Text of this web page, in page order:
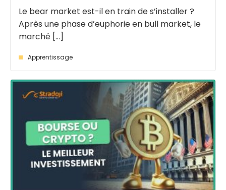
Le bear market est-il en train de s’installer ?
Après une phase d’euphorie en bull market, le
marché [...]
Apprentissage